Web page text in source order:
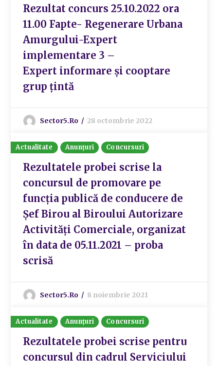
Rezultat concurs 25.10.2022 ora
11.00 Fapte- Regenerare Urbana
Amurgului-Expert
implementare 3 –
Expert informare și cooptare
grup țintă
Sector5.ro 28 octombrie 2022
Actualitate Anunțuri Concursuri
Rezultatele probei scrise la
concursul de promovare pe
funcția publică de conducere de
Șef Birou al Biroului Autorizare
Activități Comerciale, organizat
în data de 05.11.2021 – proba
scrisă
Sector5.ro 8 noiembrie 2021
Actualitate Anunțuri Concursuri
Rezultatele probei scrise pentru
concursul din cadrul Serviciului